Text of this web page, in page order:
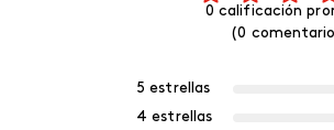
0 calificación
(0
5 estrellas
4 estrellas